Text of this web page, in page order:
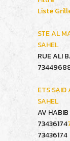
Liste
STE AL
SAHEL
RUE ALI
ETS
SAHEL
AV
73436174
73436174